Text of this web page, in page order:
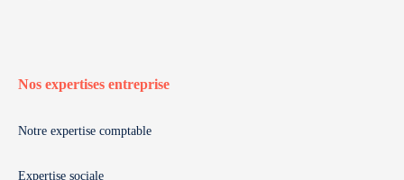
Nos expertises entreprise
Notre expertise comptable
Expertise sociale